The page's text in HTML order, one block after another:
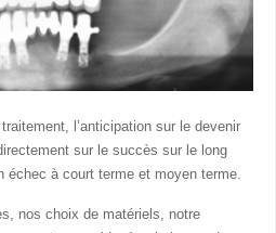
l’anticipation sur le devenir
sur le succès sur le long
échec à court terme et moyen terme.
nos choix de matériels, notre